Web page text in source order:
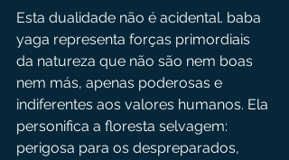
Esta dualidade não é acidental. baba
yaga representa forças primordiais
da natureza que não são nem boas
nem más, apenas poderosas e
indiferentes aos valores humanos. Ela
personifica a floresta selvagem:
perigosa para os despreparados,